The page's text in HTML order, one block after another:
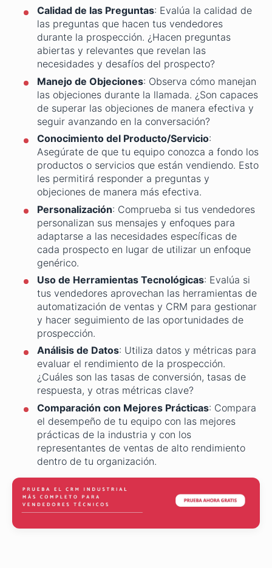
Calidad de las Preguntas: Evalúa la calidad de
las preguntas que hacen tus vendedores
durante la prospección. ¿Hacen preguntas
abiertas y relevantes que revelan las
necesidades y desafíos del prospecto?
Manejo de Objeciones: Observa cómo manejan
las objeciones durante la llamada. ¿Son capaces
de superar las objeciones de manera efectiva y
seguir avanzando en la conversación?
Conocimiento del Producto/Servicio:
Asegúrate de que tu equipo conozca a fondo los
productos o servicios que están vendiendo. Esto
les permitirá responder a preguntas y
objeciones de manera más efectiva.
Personalización: Comprueba si tus vendedores
personalizan sus mensajes y enfoques para
adaptarse a las necesidades específicas de
cada prospecto en lugar de utilizar un enfoque
genérico.
Uso de Herramientas Tecnológicas: Evalúa si
tus vendedores aprovechan las herramientas de
automatización de ventas y CRM para gestionar
y hacer seguimiento de las oportunidades de
prospección.
Análisis de Datos: Utiliza datos y métricas para
evaluar el rendimiento de la prospección.
¿Cuáles son las tasas de conversión, tasas de
respuesta, y otras métricas clave?
Comparación con Mejores Prácticas: Compara
el desempeño de tu equipo con las mejores
prácticas de la industria y con los
representantes de ventas de alto rendimiento
dentro de tu organización.